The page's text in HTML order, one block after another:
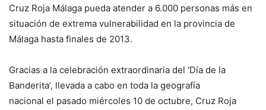
Cruz Roja Málaga pueda atender a 6.000 personas más en
situación de extrema vulnerabilidad en la provincia de
Málaga hasta finales de 2013.
Gracias a la celebración extraordinaria del ‘Día de la
Banderita’, llevada a cabo en toda la geografía
nacional el pasado miércoles 10 de octubre, Cruz Roja